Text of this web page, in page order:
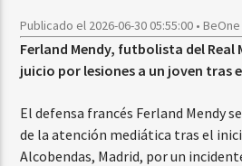
Publicado el 2026-06-30 05:55:00 •
Ferland Mendy, futbolista del Real
juicio por lesiones a un joven tras
El defensa francés Ferland Mendy
de la atención mediática tras el
Alcobendas, Madrid, por un